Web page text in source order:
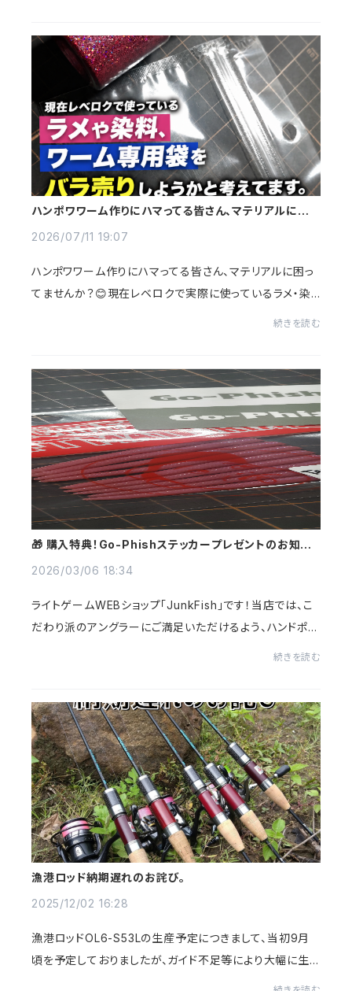
ハンポワワーム作りにハマってる皆さん、マテリアルに困っ
2026/07/11 19:07
ハンポワワーム作りにハマってる皆さん、マテリアルに困っ
てませんか？😊現在レベロクで実際に使っているラメ・染
料・ワーム専用袋を、少量からバラ売りしようかと考えてい
続きを読む
​🎁 購入特典！Go-Phishステッカープレゼントのお知ら
2026/03/06 18:34
​ライトゲームWEBショップ「JunkFish」です！​当店では、こ
だわり派のアングラーにご満足いただけるよう、ハンドポワ
続きを読む
漁港ロッド納期遅れのお詫び。
2025/12/02 16:28
漁港ロッドOL6-S53Lの生産予定につきまして、当初9月
頃を予定しておりましたが、ガイド不足等により大幅に生